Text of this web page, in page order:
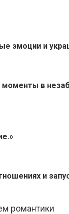
эмоции и
в
и
романтики